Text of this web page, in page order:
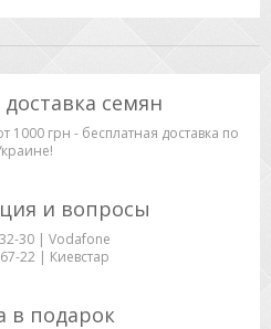
семян
грн - бесплатная доставка по
и вопросы
30 | Vodafone
22 | Киевстар
в подарок